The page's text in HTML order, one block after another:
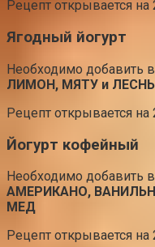
Рецепт открывается
Ягодный йогурт
Необходимо добавить в
ЛИМОН, МЯТУ и
Рецепт открывается на
Йогурт кофейный
Необходимо добавить в
АМЕРИКАНО,
МЕД
Рецепт открывается